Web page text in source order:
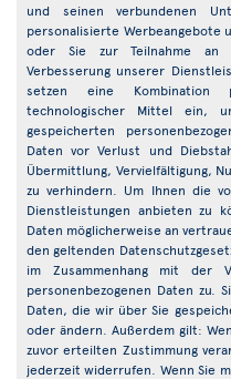
und seinen verbundenen
personalisierte Werbeangebote
oder Sie zur Teilnahme an
Verbesserung unserer
setzen eine Kombination
technologischer Mittel ein,
gespeicherten
Daten vor Verlust und
Übermittlung, Vervielfältigung,
zu verhindern. Um Ihnen die
Dienstleistungen anbieten zu
Daten möglicherweise an
den geltenden
im Zusammenhang mit der
personenbezogenen Daten zu.
Daten, die wir über Sie
oder ändern. Außerdem gilt:
zuvor erteilten Zustimmung
jederzeit widerrufen. Wenn Sie